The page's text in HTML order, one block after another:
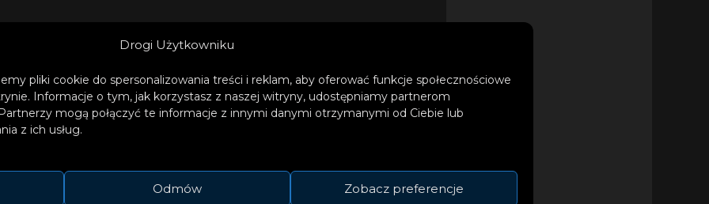
Drogi Użytkowniku
pliki cookie do spersonalizowania treści i reklam, aby oferować funkcje społecznościowe
Informacje o tym, jak korzystasz z naszej witryny, udostępniamy partnerom
mogą połączyć te informacje z innymi danymi otrzymanymi od Ciebie lub
z ich usług.
Odmów Zobacz preferencje
zły przyjaciel» to osoba z twojej listy kontaktów,
dzwonisz jako pierwszej, gdy naprawdę masz
To także przyjaciel, który potrafi rozrabiać,
cię w dziwne sytuacje, ale z którym możesz